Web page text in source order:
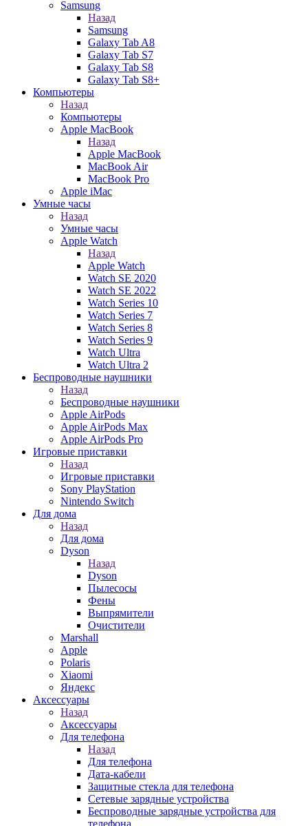
Samsung
Назад
Samsung
Galaxy Tab A8
Galaxy Tab S7
Galaxy Tab S8
Galaxy Tab S8+
Компьютеры
Назад
Компьютеры
Apple MacBook
Назад
Apple MacBook
MacBook Air
MacBook Pro
Apple iMac
Умные часы
Назад
Умные часы
Apple Watch
Назад
Apple Watch
Watch SE 2020
Watch SE 2022
Watch Series 10
Watch Series 7
Watch Series 8
Watch Series 9
Watch Ultra
Watch Ultra 2
Беспроводные наушники
Назад
Беспроводные наушники
Apple AirPods
Apple AirPods Max
Apple AirPods Pro
Игровые приставки
Назад
Игровые приставки
Sony PlayStation
Nintendo Switch
Для дома
Назад
Для дома
Dyson
Назад
Dyson
Пылесосы
Фены
Выпрямители
Очистители
Marshall
Apple
Polaris
Xiaomi
Яндекс
Аксессуары
Назад
Аксессуары
Для телефона
Назад
Для телефона
Дата-кабели
Защитные стекла для телефона
Сетевые зарядные устройства
Беспроводные зарядные устройства для
телефона